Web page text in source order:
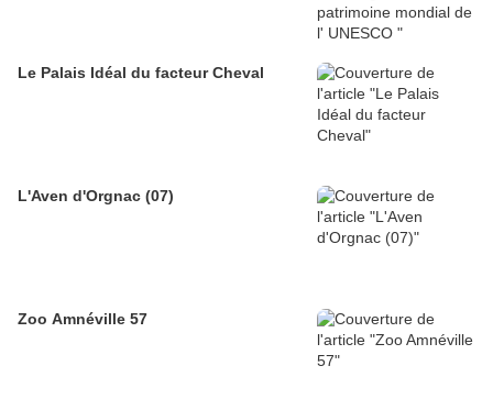
Le Palais Idéal du facteur Cheval
L'Aven d'Orgnac (07)
Zoo Amnéville 57